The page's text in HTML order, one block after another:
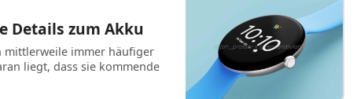
Details zum Akku
mittlerweile immer häufiger
liegt, dass sie kommende